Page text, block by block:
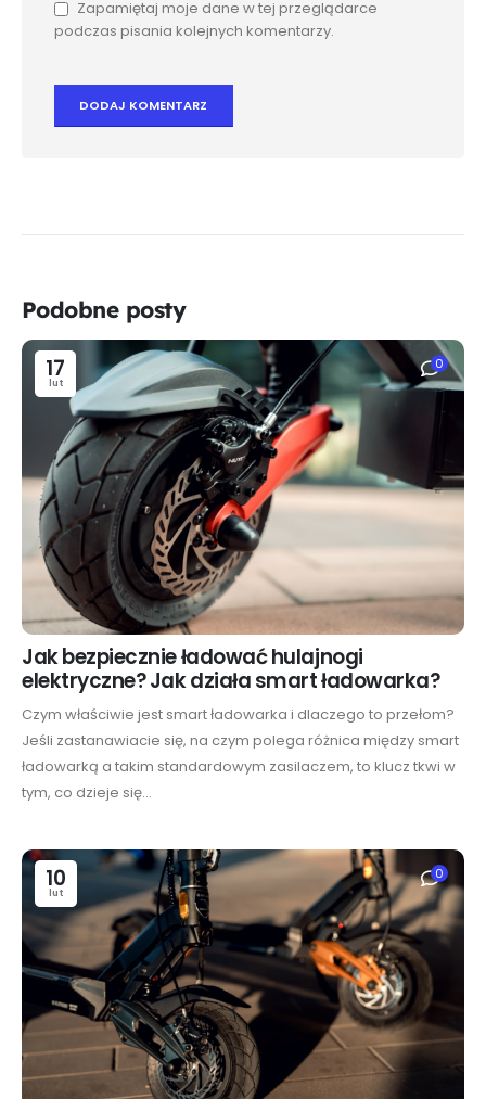
Zapamiętaj moje dane w tej przeglądarce
podczas pisania kolejnych komentarzy.
Podobne posty
17
lut
0
Jak bezpiecznie ładować hulajnogi
elektryczne? Jak działa smart ładowarka?
Czym właściwie jest smart ładowarka i dlaczego to przełom?
Jeśli zastanawiacie się, na czym polega różnica między smart
ładowarką a takim standardowym zasilaczem, to klucz tkwi w
tym, co dzieje się...
10
lut
0